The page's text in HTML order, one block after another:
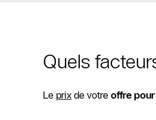
Quels
Le prix de votre offre